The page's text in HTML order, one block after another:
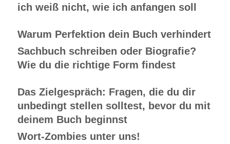
ich weiß nicht, wie ich anfangen soll
Warum Perfektion dein Buch verhindert
Sachbuch schreiben oder Biografie?
Wie du die richtige Form findest
Das Zielgespräch: Fragen, die du dir
unbedingt stellen solltest, bevor du mit
deinem Buch beginnst
Wort-Zombies unter uns!